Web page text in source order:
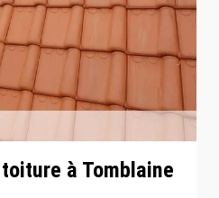
à Tomblaine